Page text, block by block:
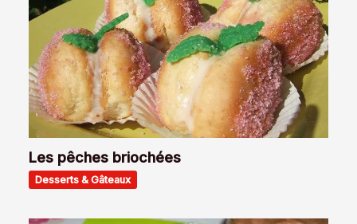
Les pêches briochées
Desserts & Gâteaux